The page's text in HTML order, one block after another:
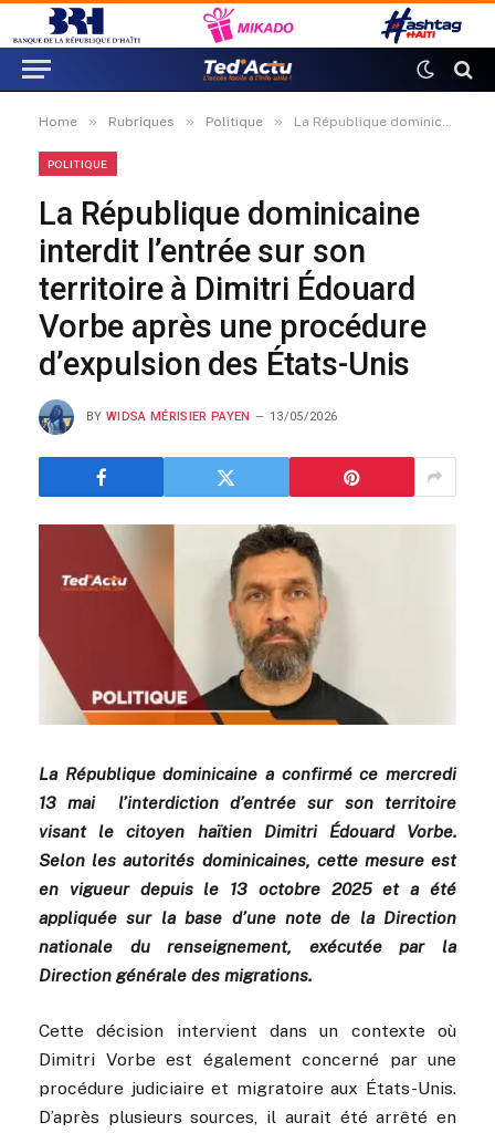
Home » Rubriques » Politique » La République dominicaine interdit l’entrée sur son territoire à Dimitri Édouard Vorbe après une procédure d’expulsion des États-Unis
POLITIQUE
La République dominicaine
interdit l’entrée sur son
territoire à Dimitri Édouard
Vorbe après une procédure
d’expulsion des États-Unis
BY WIDSA MÉRISIER PAYEN 13/05/2026
La République dominicaine a confirmé ce mercredi
13 mai l’interdiction d’entrée sur son territoire
visant le citoyen haïtien Dimitri Édouard Vorbe.
Selon les autorités dominicaines, cette mesure est
en vigueur depuis le 13 octobre 2025 et a été
appliquée sur la base d’une note de la Direction
nationale du renseignement, exécutée par la
Direction générale des migrations.
Cette décision intervient dans un contexte où
Dimitri Vorbe est également concerné par une
procédure judiciaire et migratoire aux États-Unis.
D’après plusieurs sources, il aurait été arrêté en